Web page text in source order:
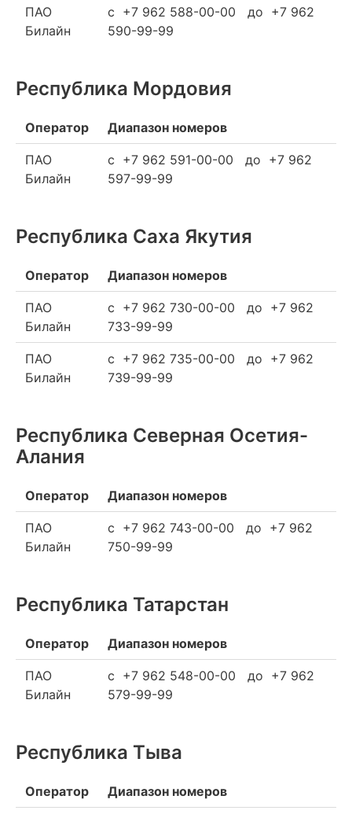
ПАО
Билайн
c +7 962 588-00-00 до +7 962
590-99-99
Республика Мордовия
Оператор Диапазон номеров
ПАО
Билайн
c +7 962 591-00-00 до +7 962
597-99-99
Республика Саха Якутия
Оператор Диапазон номеров
ПАО
Билайн
c +7 962 730-00-00 до +7 962
733-99-99
ПАО
Билайн
c +7 962 735-00-00 до +7 962
739-99-99
Республика Северная Осетия-
Алания
Оператор Диапазон номеров
ПАО
Билайн
c +7 962 743-00-00 до +7 962
750-99-99
Республика Татарстан
Оператор Диапазон номеров
ПАО
Билайн
c +7 962 548-00-00 до +7 962
579-99-99
Республика Тыва
Оператор Диапазон номеров